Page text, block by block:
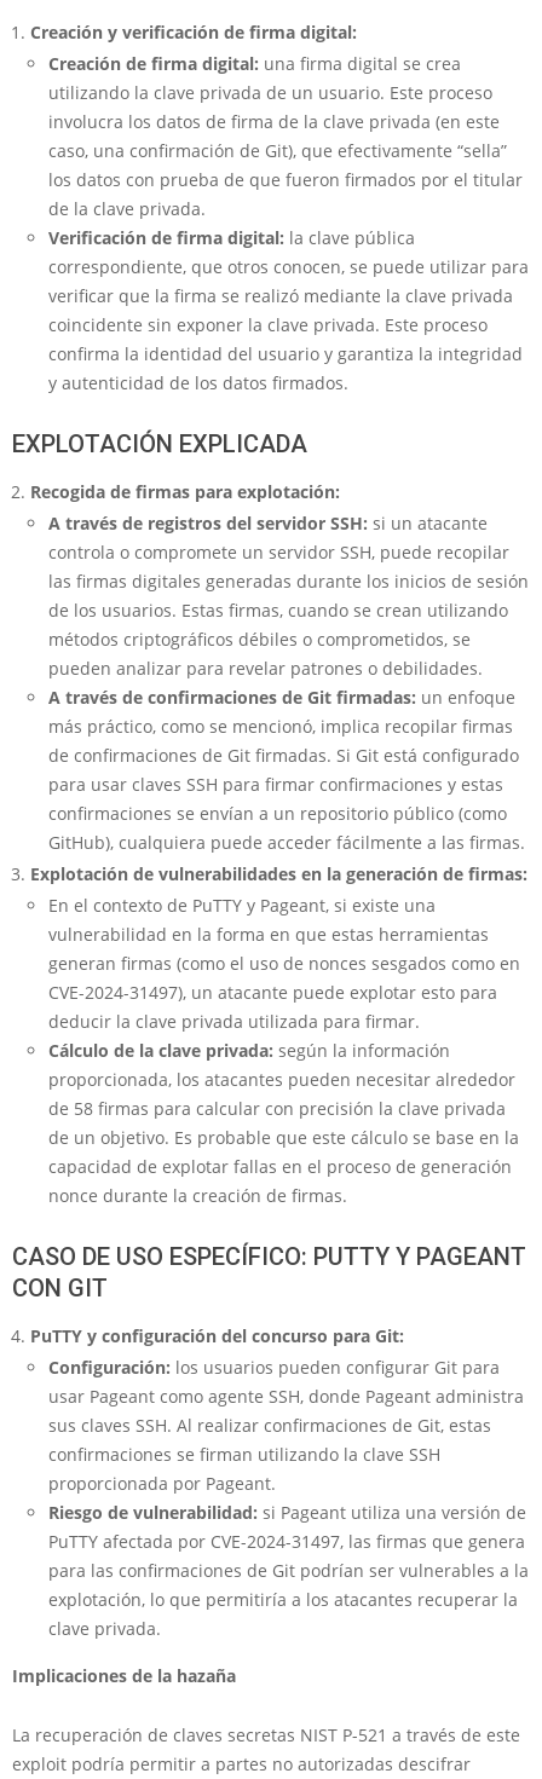
Creación y verificación de firma digital:
Creación de firma digital: una firma digital se crea
utilizando la clave privada de un usuario. Este proceso
involucra los datos de firma de la clave privada (en este
caso, una confirmación de Git), que efectivamente “sella”
los datos con prueba de que fueron firmados por el titular
de la clave privada.
Verificación de firma digital: la clave pública
correspondiente, que otros conocen, se puede utilizar para
verificar que la firma se realizó mediante la clave privada
coincidente sin exponer la clave privada. Este proceso
confirma la identidad del usuario y garantiza la integridad
y autenticidad de los datos firmados.
EXPLOTACIÓN EXPLICADA
Recogida de firmas para explotación:
A través de registros del servidor SSH: si un atacante
controla o compromete un servidor SSH, puede recopilar
las firmas digitales generadas durante los inicios de sesión
de los usuarios. Estas firmas, cuando se crean utilizando
métodos criptográficos débiles o comprometidos, se
pueden analizar para revelar patrones o debilidades.
A través de confirmaciones de Git firmadas: un enfoque
más práctico, como se mencionó, implica recopilar firmas
de confirmaciones de Git firmadas. Si Git está configurado
para usar claves SSH para firmar confirmaciones y estas
confirmaciones se envían a un repositorio público (como
GitHub), cualquiera puede acceder fácilmente a las firmas.
Explotación de vulnerabilidades en la generación de firmas:
En el contexto de PuTTY y Pageant, si existe una
vulnerabilidad en la forma en que estas herramientas
generan firmas (como el uso de nonces sesgados como en
CVE-2024-31497), un atacante puede explotar esto para
deducir la clave privada utilizada para firmar.
Cálculo de la clave privada: según la información
proporcionada, los atacantes pueden necesitar alrededor
de 58 firmas para calcular con precisión la clave privada
de un objetivo. Es probable que este cálculo se base en la
capacidad de explotar fallas en el proceso de generación
nonce durante la creación de firmas.
CASO DE USO ESPECÍFICO: PUTTY Y PAGEANT
CON GIT
PuTTY y configuración del concurso para Git:
Configuración: los usuarios pueden configurar Git para
usar Pageant como agente SSH, donde Pageant administra
sus claves SSH. Al realizar confirmaciones de Git, estas
confirmaciones se firman utilizando la clave SSH
proporcionada por Pageant.
Riesgo de vulnerabilidad: si Pageant utiliza una versión de
PuTTY afectada por CVE-2024-31497, las firmas que genera
para las confirmaciones de Git podrían ser vulnerables a la
explotación, lo que permitiría a los atacantes recuperar la
clave privada.
Implicaciones de la hazaña
La recuperación de claves secretas NIST P-521 a través de este
exploit podría permitir a partes no autorizadas descifrar